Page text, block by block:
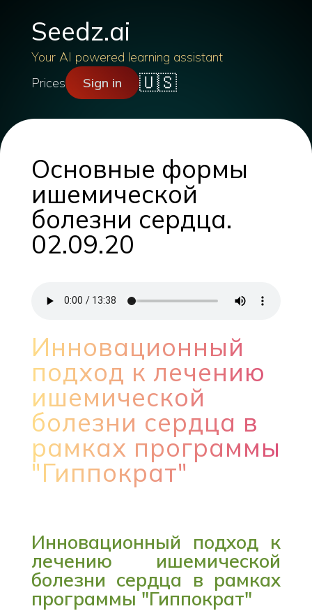
Seedz.ai
Your AI powered learning assistant
Prices
Sign in 🇺🇸
Основные формы
ишемической
болезни сердца.
02.09.20
Инновационный
подход к лечению
ишемической
болезни сердца в
рамках программы
"Гиппократ"
Инновационный подход к
лечению ишемической
болезни сердца в рамках
программы "Гиппократ"